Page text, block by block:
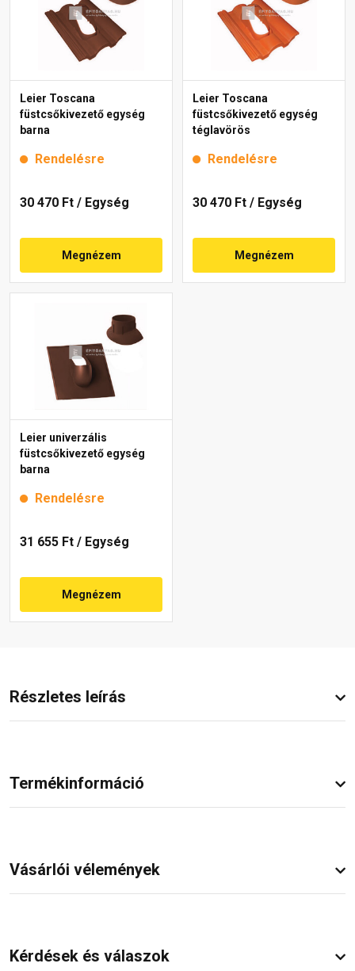
Leier Toscana
füstcsőkivezető egység
barna
Rendelésre
30 470 Ft / Egység
Megnézem
Leier Toscana
füstcsőkivezető egység
téglavörös
Rendelésre
30 470 Ft / Egység
Megnézem
Leier univerzális
füstcsőkivezető egység
barna
Rendelésre
31 655 Ft / Egység
Megnézem
Részletes leírás
Termékinformáció
Vásárlói vélemények
Kérdések és válaszok